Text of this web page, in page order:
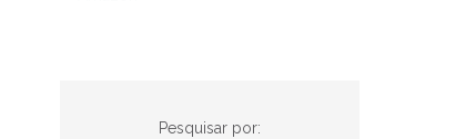
Pesquisar por: